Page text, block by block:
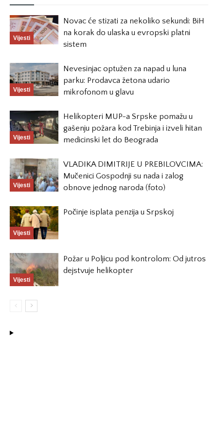
Vijesti
Novac će stizati za nekoliko sekundi: BiH
na korak do ulaska u evropski platni
sistem
Vijesti
Nevesinjac optužen za napad u luna
parku: Prodavca žetona udario
mikrofonom u glavu
Vijesti
Helikopteri MUP-a Srpske pomažu u
gašenju požara kod Trebinja i izveli hitan
medicinski let do Beograda
Vijesti
VLADIKA DIMITRIJE U PREBILOVCIMA:
Mučenici Gospodnji su nada i zalog
obnove jednog naroda (foto)
Vijesti
Počinje isplata penzija u Srpskoj
Vijesti
Požar u Poljicu pod kontrolom: Od jutros
dejstvuje helikopter